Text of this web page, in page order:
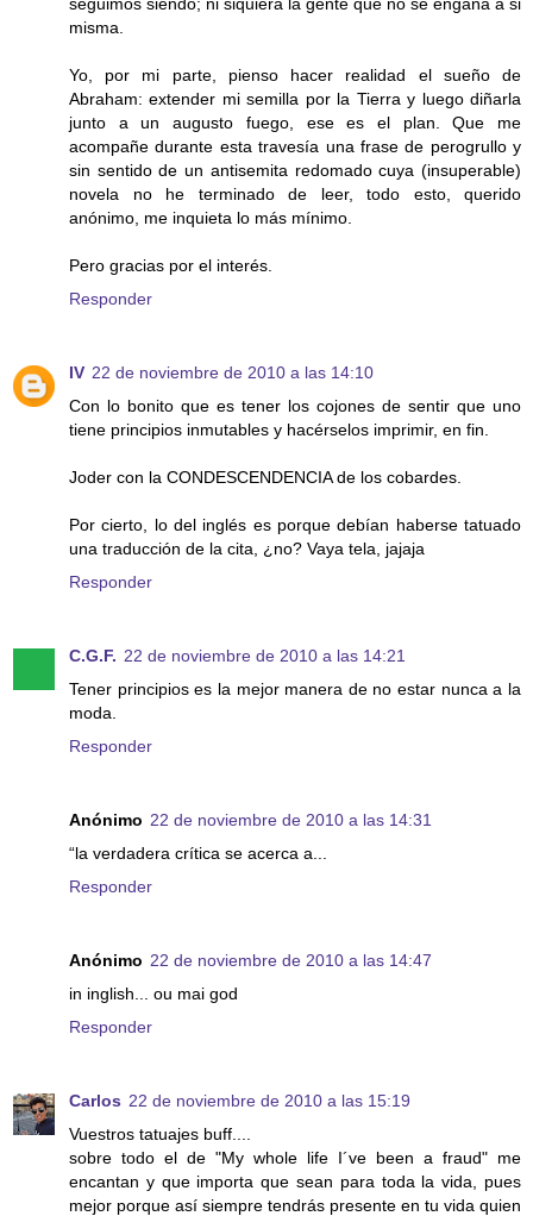
misma.
Yo, por mi parte, pienso hacer realidad el sueño de
Abraham: extender mi semilla por la Tierra y luego diñarla
junto a un augusto fuego, ese es el plan. Que me
acompañe durante esta travesía una frase de perogrullo y
sin sentido de un antisemita redomado cuya (insuperable)
novela no he terminado de leer, todo esto, querido
anónimo, me inquieta lo más mínimo.
Pero gracias por el interés.
Responder
IV 22 de noviembre de 2010 a las 14:10
Con lo bonito que es tener los cojones de sentir que uno
tiene principios inmutables y hacérselos imprimir, en fin.
Joder con la CONDESCENDENCIA de los cobardes.
Por cierto, lo del inglés es porque debían haberse tatuado
una traducción de la cita, ¿no? Vaya tela, jajaja
Responder
C.G.F. 22 de noviembre de 2010 a las 14:21
Tener principios es la mejor manera de no estar nunca a la
moda.
Responder
Anónimo 22 de noviembre de 2010 a las 14:31
“la verdadera crítica se acerca a...
Responder
Anónimo 22 de noviembre de 2010 a las 14:47
in inglish... ou mai god
Responder
Carlos 22 de noviembre de 2010 a las 15:19
Vuestros tatuajes buff....
sobre todo el de "My whole life I´ve been a fraud" me
encantan y que importa que sean para toda la vida, pues
mejor porque así siempre tendrás presente en tu vida quien